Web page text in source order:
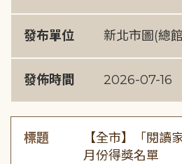
發布單位 新北市圖(總
發佈時間 2026-07-16
標題
【全市】「閱讀
月份得獎名單